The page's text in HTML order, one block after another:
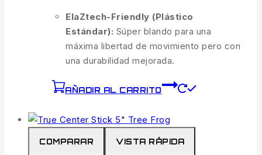
ElaZtech-Friendly (Plástico
Estándar): Súper blando para una
máxima libertad de movimiento pero con
una durabilidad mejorada.
AÑADIR AL CARRITO
COMPARAR VISTA RÁPIDA